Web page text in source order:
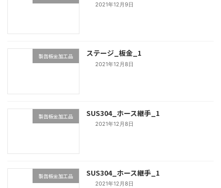
2021年12月9日
製缶板金加工品 ステージ_板金_1
2021年12月8日
製缶板金加工品 SUS304_ホース継手_1
2021年12月8日
製缶板金加工品 SUS304_ホース継手_1
2021年12月8日